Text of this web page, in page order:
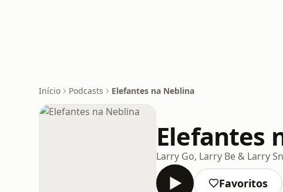
Início Podcasts Elefantes na Neblina
Elefantes
Larry Go, Larry Be & Larry
Favoritos